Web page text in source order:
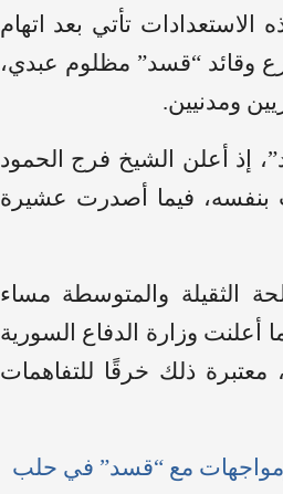
تأتي بعد اتهام
وقائد “قسد” مظلوم عبدي،
ومدنيين.
إذ أعلن الشيخ فرج الحمود
بنفسه، فيما أصدرت عشيرة
الثقيلة والمتوسطة مساء
وزارة الدفاع السورية
ذلك خرقًا للتفاهمات
مع “قسد” في حلب